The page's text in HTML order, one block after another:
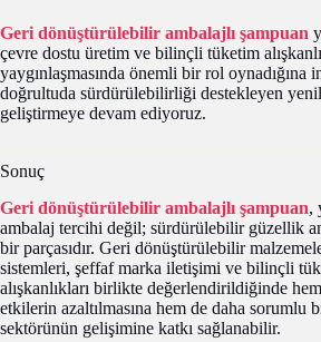
Geri dönüştürülebilir ambalajlı şampuan
çevre dostu üretim ve bilinçli tüketim
yaygınlaşmasında önemli bir rol oynadığına
doğrultuda sürdürülebilirliği destekleyen
geliştirmeye devam ediyoruz.
Sonuç
Geri dönüştürülebilir ambalajlı şampuan,
ambalaj tercihi değil; sürdürülebilir güzellik
bir parçasıdır. Geri dönüştürülebilir
sistemleri, şeffaf marka iletişimi ve bilinçli
alışkanlıkları birlikte değerlendirildiğinde
etkilerin azaltılmasına hem de daha sorumlu
sektörünün gelişimine katkı sağlanabilir.